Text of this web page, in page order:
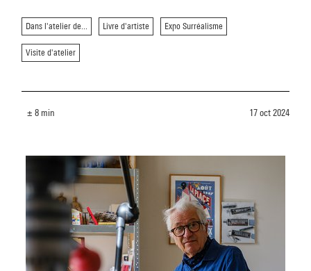
Dans l'atelier de... Livre d'artiste Expo Surréalisme
Visite d'atelier
± 8 min 17 oct 2024